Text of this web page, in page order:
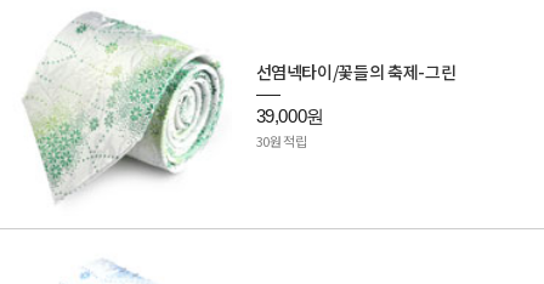
선염넥타이/꽃들의 축제-그린
39,000원
30원 적립